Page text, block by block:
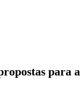
para